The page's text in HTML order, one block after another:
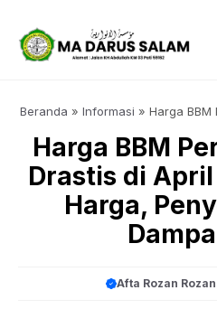
Beranda » Informasi » Harga BBM
Harga BBM
Drastis di
Harga,
Afta Rozan Rozan